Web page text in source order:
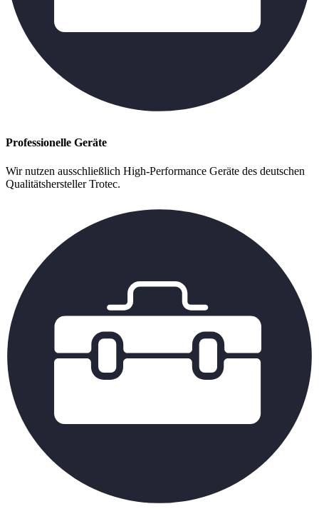
Professionelle Geräte
Wir nutzen ausschließlich High-Performance Geräte des deutschen
Qualitätshersteller Trotec.